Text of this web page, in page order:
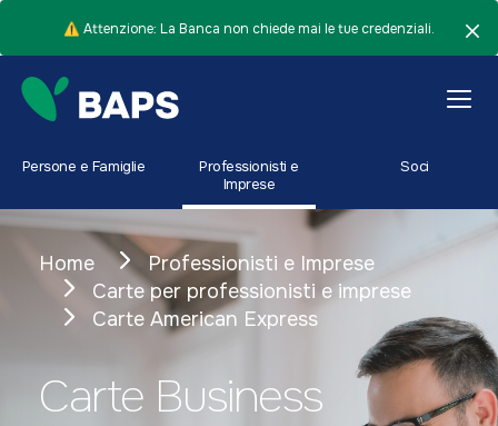
⚠️ Attenzione: La Banca non chiede mai le tue credenziali.
Persone e Famiglie
Professionisti e
Imprese
Soci
Home
Professionisti e Imprese
Carte per professionisti e imprese
Carte American Express
Carte Business